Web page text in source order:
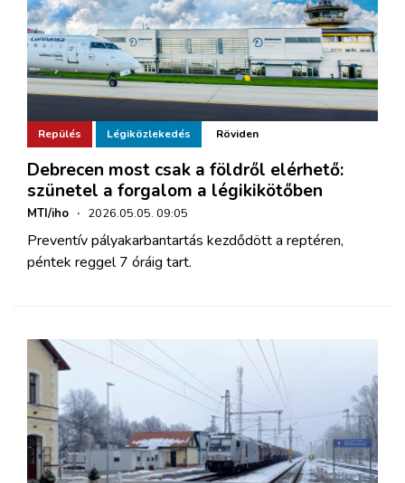
Repülés Légiközlekedés Röviden
Debrecen most csak a földről elérhető:
szünetel a forgalom a légikikötőben
MTI/iho · 2026.05.05. 09:05
Preventív pályakarbantartás kezdődött a reptéren,
péntek reggel 7 óráig tart.